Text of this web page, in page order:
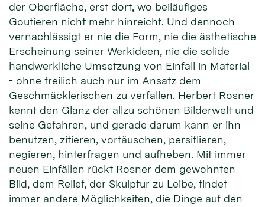
der Oberfläche, erst dort, wo beiläufiges
Goutieren nicht mehr hinreicht. Und dennoch
vernachlässigt er nie die Form, nie die ästhetische
Erscheinung seiner Werkideen, nie die solide
handwerk­liche Umsetzung von Einfall in Material
- ohne freilich auch nur im Ansatz dem
Geschmäcklerischen zu verfallen. Herbert Rosner
kennt den Glanz der allzu schönen Bilderwelt und
seine Gefahren, und gerade darum kann er ihn
be­nutzen, zitieren, vortäuschen, persiflieren,
negieren, hinterfragen und auf­heben. Mit immer
neuen Einfällen rückt Rosner dem gewohnten
Bild, dem Relief, der Skulptur zu Leibe, findet
immer andere Möglichkeiten, die Dinge auf den